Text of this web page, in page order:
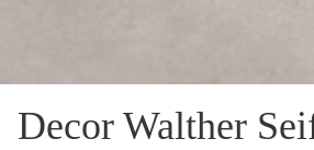
Decor Walther